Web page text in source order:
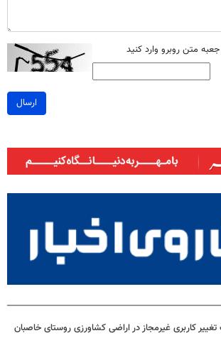
متن روبرو وارد کنید
ارسال
کاربری غیرمجاز در اراضی کشاورزی روستای خاصبان